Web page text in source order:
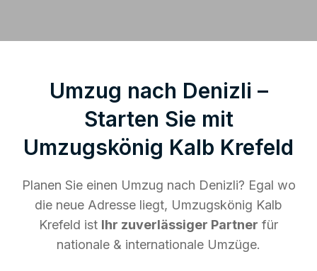
Umzug nach Denizli –
Starten Sie mit
Umzugskönig Kalb Krefeld
Planen Sie einen Umzug nach Denizli? Egal wo
die neue Adresse liegt, Umzugskönig Kalb
Krefeld ist Ihr zuverlässiger Partner für
nationale & internationale Umzüge.